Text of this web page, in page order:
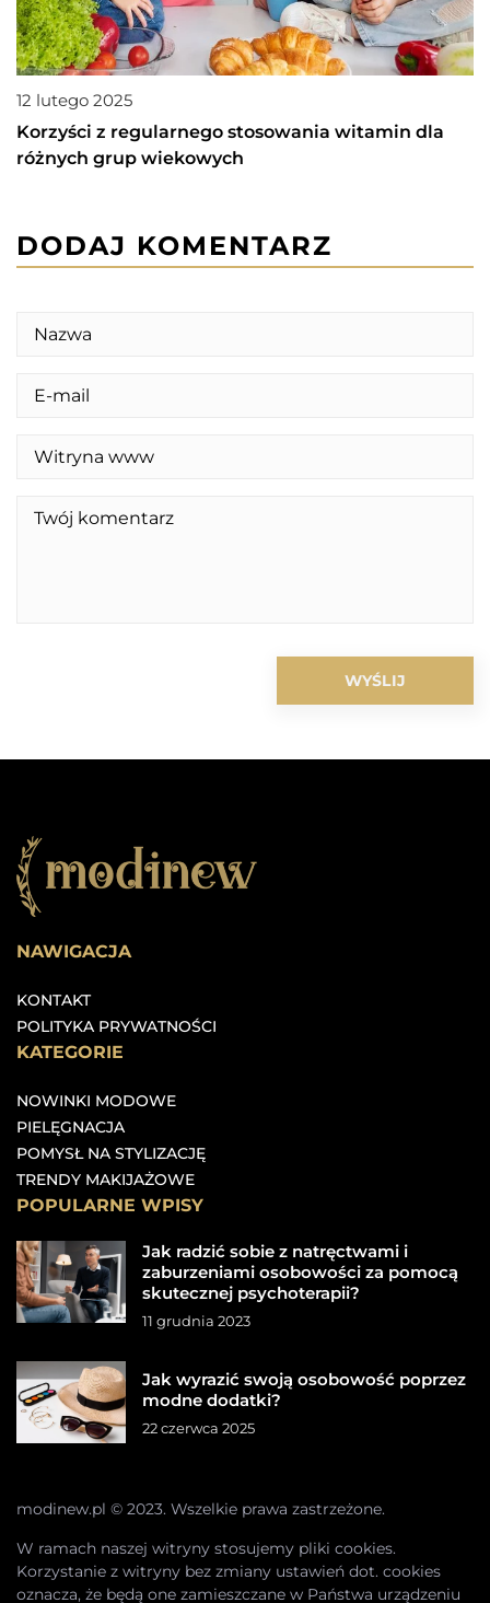
12 lutego 2025
Korzyści z regularnego stosowania witamin dla
różnych grup wiekowych
DODAJ KOMENTARZ
NAWIGACJA
KONTAKT
POLITYKA PRYWATNOŚCI
KATEGORIE
NOWINKI MODOWE
PIELĘGNACJA
POMYSŁ NA STYLIZACJĘ
TRENDY MAKIJAŻOWE
POPULARNE WPISY
Jak radzić sobie z natręctwami i
zaburzeniami osobowości za pomocą
skutecznej psychoterapii?
11 grudnia 2023
Jak wyrazić swoją osobowość poprzez
modne dodatki?
22 czerwca 2025
modinew.pl © 2023. Wszelkie prawa zastrzeżone.
W ramach naszej witryny stosujemy pliki cookies.
Korzystanie z witryny bez zmiany ustawień dot. cookies
oznacza, że będą one zamieszczane w Państwa urządzeniu